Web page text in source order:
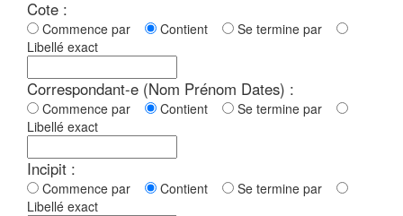
Cote :
Commence par Contient
Se termine par
Libellé exact
Correspondant-e (Nom Prénom Dates) :
Commence par Contient
Se termine par
Libellé exact
Incipit :
Commence par Contient
Se termine par
Libellé exact